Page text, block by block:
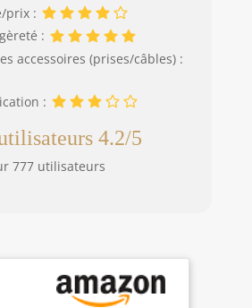
prix :
:
accessoires (prises/câbles) :
:
4.2/5
777 utilisateurs